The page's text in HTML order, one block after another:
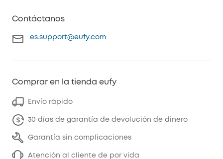
Contáctanos
es.support@eufy.com
Comprar en la tienda eufy
Envío rápido
30 días de garantía de devolución de dinero
Garantía sin complicaciones
Atención al cliente de por vida